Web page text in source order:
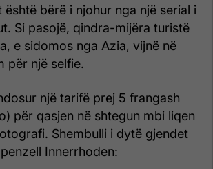
është bërë i njohur nga një serial i
Si pasojë, qindra-mijëra turistë
e sidomos nga Azia, vijnë në
për një selfie.
një tarifë prej 5 frangash
për qasjen në shtegun mbi liqen
Shembulli i dytë gjendet
Innerrhoden: